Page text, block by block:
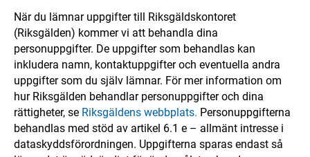
När du lämnar uppgifter till Riksgäldskontoret
(Riksgälden) kommer vi att behandla dina
personuppgifter. De uppgifter som behandlas kan
inkludera namn, kontaktuppgifter och eventuella andra
uppgifter som du själv lämnar. För mer information om
hur Riksgälden behandlar personuppgifter och dina
rättigheter, se Riksgäldens webbplats. Personuppgifterna
behandlas med stöd av artikel 6.1 e – allmänt intresse i
dataskyddsförordningen. Uppgifterna sparas endast så